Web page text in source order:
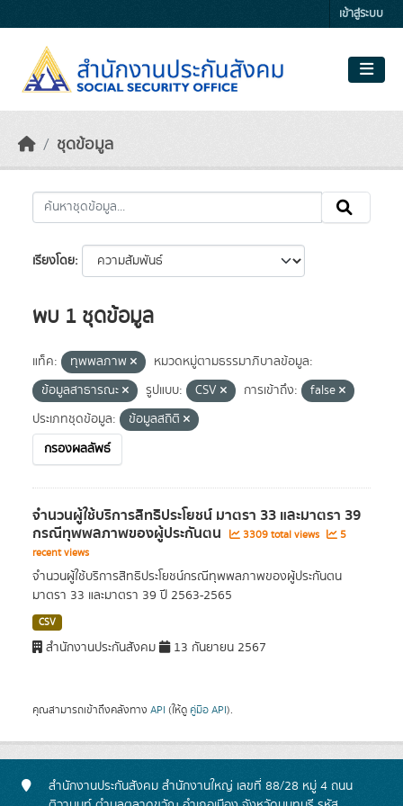
เข้าสู่ระบบ
ชุดข้อมูล
เรียงโดย
พบ 1 ชุดข้อมูล
แท็ค: ทุพพลภาพ
หมวดหมู่ตามธรรมาภิบาลข้อมูล:
ข้อมูลสาธารณะ
รูปแบบ: CSV การเข้าถึง:
false
ประเภทชุดข้อมูล:
ข้อมูลสถิติ
กรองผลลัพธ์
จำนวนผู้ใช้บริการสิทธิประโยชน์ มาตรา 33 และมาตรา 39
กรณีทุพพลภาพของผู้ประกันตน 3309 total views
5
recent views
จำนวนผู้ใช้บริการสิทธิประโยชน์กรณีทุพพลภาพของผู้ประกันตน
มาตรา 33 และมาตรา 39 ปี 2563-2565
CSV
สำนักงานประกันสังคม 13 กันยายน 2567
คุณสามารถเข้าถึงคลังทาง API (ให้ดู คู่มือ API).
สำนักงานประกันสังคม สำนักงานใหญ่ เลขที่ 88/28 หมู่ 4 ถนน